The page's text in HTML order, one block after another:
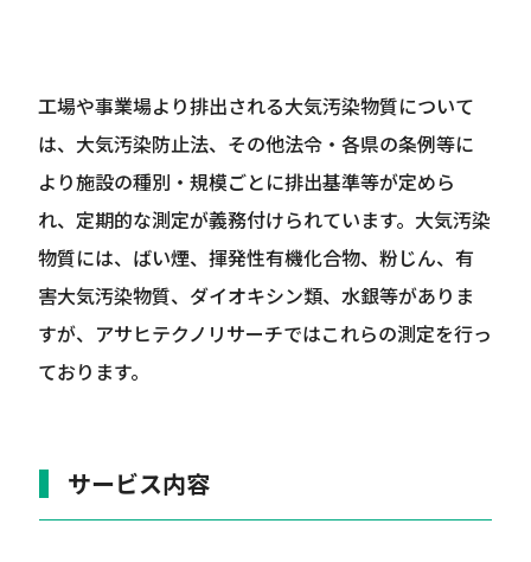
工場や事業場より排出される大気汚染物質について
は、大気汚染防止法、その他法令・各県の条例等に
より施設の種別・規模ごとに排出基準等が定めら
れ、定期的な測定が義務付けられています。大気汚染
物質には、ばい煙、揮発性有機化合物、粉じん、有
害大気汚染物質、ダイオキシン類、水銀等がありま
すが、アサヒテクノリサーチではこれらの測定を行っ
ております。
サービス内容